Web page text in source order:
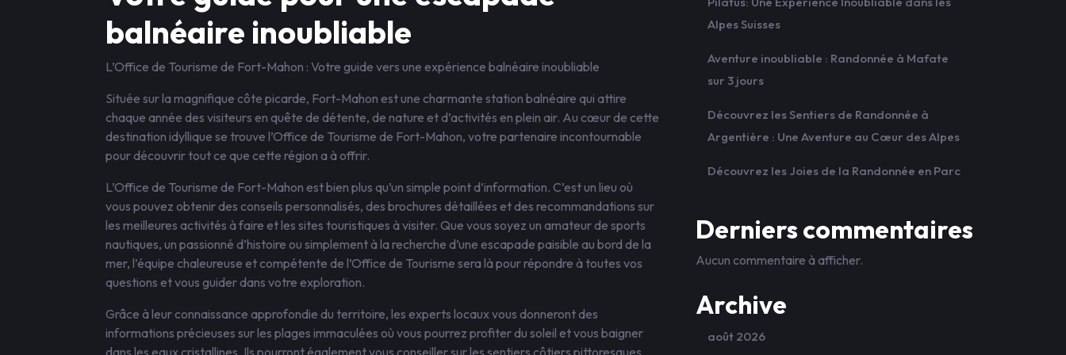
balnéaire inoubliable
L’Office de Tourisme de Fort-Mahon : Votre guide vers une expérience balnéaire inoubliable
Située sur la magnifique côte picarde, Fort-Mahon est une charmante station balnéaire qui attire
chaque année des visiteurs en quête de détente, de nature et d’activités en plein air. Au cœur de cette
destination idyllique se trouve l’Office de Tourisme de Fort-Mahon, votre partenaire incontournable
pour découvrir tout ce que cette région a à offrir.
L’Office de Tourisme de Fort-Mahon est bien plus qu’un simple point d’information. C’est un lieu où
vous pouvez obtenir des conseils personnalisés, des brochures détaillées et des recommandations sur
les meilleures activités à faire et les sites touristiques à visiter. Que vous soyez un amateur de sports
nautiques, un passionné d’histoire ou simplement à la recherche d’une escapade paisible au bord de la
mer, l’équipe chaleureuse et compétente de l’Office de Tourisme sera là pour répondre à toutes vos
questions et vous guider dans votre exploration.
Grâce à leur connaissance approfondie du territoire, les experts locaux vous donneront des
informations précieuses sur les plages immaculées où vous pourrez profiter du soleil et vous baigner
dans les eaux cristallines. Ils pourront également vous conseiller sur les sentiers côtiers pittoresques
Alpes Suisses
Aventure inoubliable : Randonnée à Mafate
sur 3 jours
Découvrez les Sentiers de Randonnée à
Argentière : Une Aventure au Cœur des Alpes
Découvrez les Joies de la Randonnée en Parc
Derniers commentaires
Aucun commentaire à afficher.
Archive
août 2026